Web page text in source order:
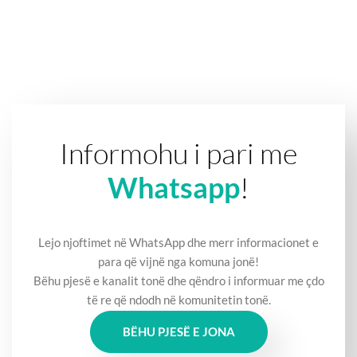
Informohu i pari me
Whatsapp!
Lejo njoftimet në WhatsApp dhe merr informacionet e
para që vijnë nga komuna jonë!
Bëhu pjesë e kanalit tonë dhe qëndro i informuar me çdo
të re që ndodh në komunitetin tonë.
BËHU PJESË E JONA